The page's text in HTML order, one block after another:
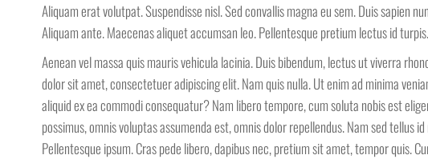
Aliquam erat volutpat. Suspendisse nisl. Sed convallis magna eu sem. Duis sapien
Aliquam ante. Maecenas aliquet accumsan leo. Pellentesque pretium lectus id turpis.
Aenean vel massa quis mauris vehicula lacinia. Duis bibendum, lectus ut viverra
dolor sit amet, consectetuer adipiscing elit. Nam quis nulla. Ut enim ad minima
aliquid ex ea commodi consequatur? Nam libero tempore, cum soluta nobis est
possimus, omnis voluptas assumenda est, omnis dolor repellendus. Nam sed
Pellentesque ipsum. Cras pede libero, dapibus nec, pretium sit amet, tempor quis.